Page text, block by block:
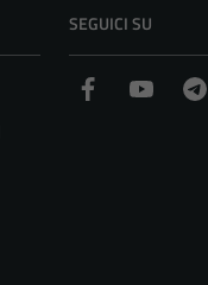
SEGUICI SU
Facebook YouTube